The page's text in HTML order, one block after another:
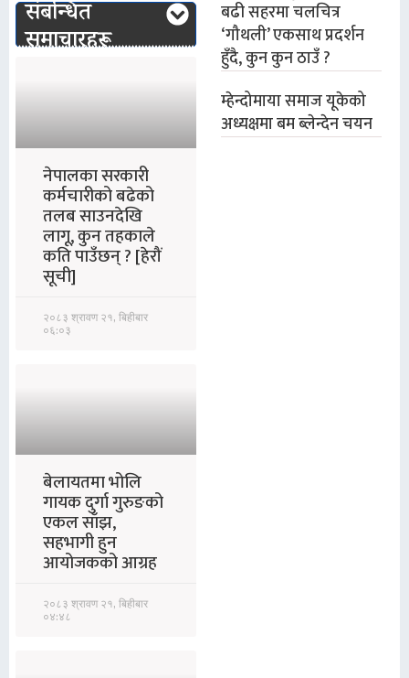
संबन्धित
समाचारहरू
नेपालका सरकारी
कर्मचारीको बढेको
तलब साउनदेखि
लागू, कुन तहकाले
कति पाउँछन् ? [हेरौं
सूची]
२०८३ श्रावण २१, बिहीबार
०६:०३
बेलायतमा भोलि
गायक दुर्गा गुरुङको
एकल साँझ,
सहभागी हुन
आयोजकको आग्रह
२०८३ श्रावण २१, बिहीबार
०४:४८
बढी सहरमा चलचित्र
‘गौथली’ एकसाथ प्रदर्शन
हुँदै, कुन कुन ठाउँ ?
म्हेन्दोमाया समाज यूकेको
अध्यक्षमा बम ब्लेन्देन चयन